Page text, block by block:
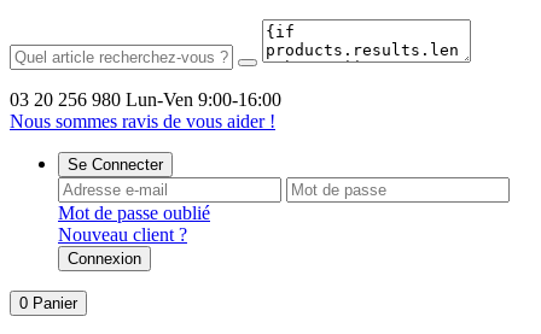
03 20 256 980 Lun-Ven 9:00-16:00
Nous sommes ravis de vous aider !
Se Connecter
Mot de passe oublié
Nouveau client ?
Connexion
0 Panier